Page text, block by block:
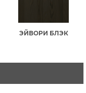
ЭЙВОРИ БЛЭК